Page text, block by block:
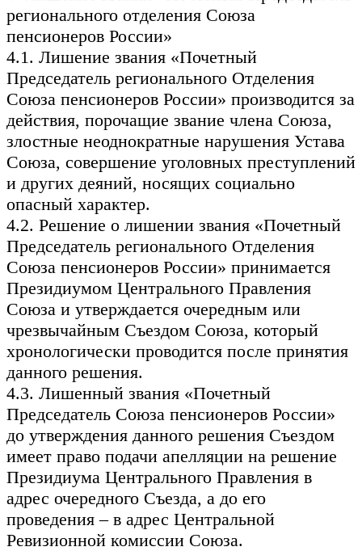
регионального отделения Союза
пенсионеров России»
4.1. Лишение звания «Почетный
Председатель регионального Отделения
Союза пенсионеров России» производится за
действия, порочащие звание члена Союза,
злостные неоднократные нарушения Устава
Союза, совершение уголовных преступлений
и других деяний, носящих социально
опасный характер.
4.2. Решение о лишении звания «Почетный
Председатель регионального Отделения
Союза пенсионеров России» принимается
Президиумом Центрального Правления
Союза и утверждается очередным или
чрезвычайным Съездом Союза, который
хронологически проводится после принятия
данного решения.
4.3. Лишенный звания «Почетный
Председатель Союза пенсионеров России»
до утверждения данного решения Съездом
имеет право подачи апелляции на решение
Президиума Центрального Правления в
адрес очередного Съезда, а до его
проведения – в адрес Центральной
Ревизионной комиссии Союза.